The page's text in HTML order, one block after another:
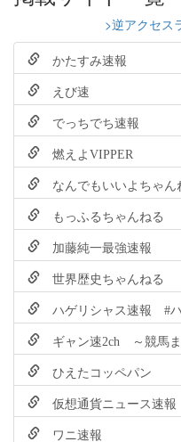
>逆アクセス
かたすみ速報
えび速
でっちでち速報
燃えよVIPPER
なんでもいいよちゃん
もっふるちゃんねる
加藤純一最強速報
世界歴史ちゃんねる
ハゲリシャス速報 #
ギャン速2ch ～競馬ま
ひえたコッペパン
仮想通貨ニュース速
ワニ速報